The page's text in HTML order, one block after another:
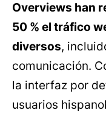
Overviews han
50 % el tráfico
diversos,
comunicación.
la interfaz por
usuarios